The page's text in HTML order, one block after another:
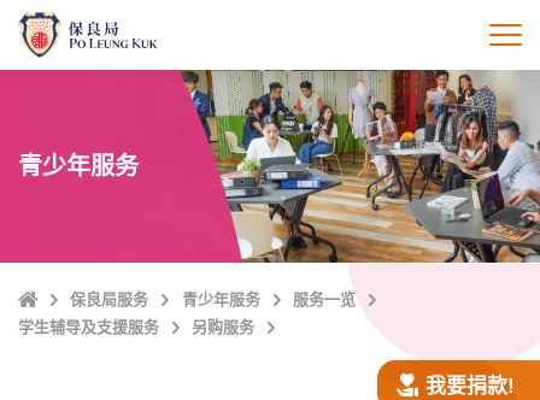
打
青少年服务
Home保良局服务 青少年服务
服务一览
学生辅导及支援服务
另购服务
我要捐款!